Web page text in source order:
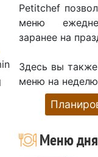
Petitchef
меню
заранее на
Здесь вы
меню на
Меню дня